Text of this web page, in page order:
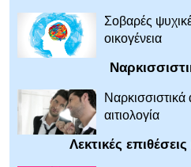
Σοβαρές
οικογένεια
αιτιολογία
Λεκτικές